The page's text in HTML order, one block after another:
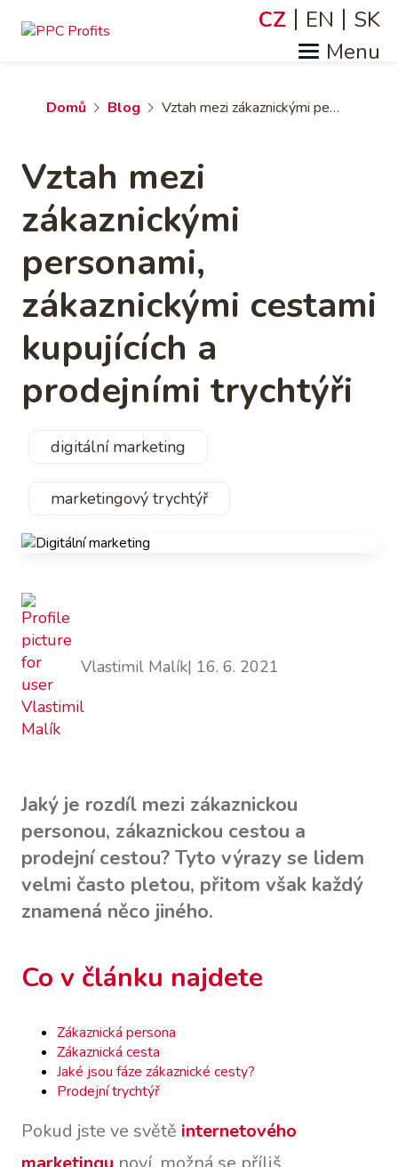
Jazyky
CZ EN SK
Drobečková
Domů Blog Vztah mezi zákaznickými personami, zákaznickými cestami kupujících a prodejními trychtýři
Vztah mezi
zákaznickými
personami,
zákaznickými cestami
kupujících a
prodejními trychtýři
digitální marketing
marketingový trychtýř
Vlastimil Malík| 16. 6. 2021
Jaký je rozdíl mezi zákaznickou
personou, zákaznickou cestou a
prodejní cestou? Tyto výrazy se lidem
velmi často pletou, přitom však každý
znamená něco jiného.
Co v článku najdete
Zákaznická persona
Zákaznická cesta
Jaké jsou fáze zákaznické cesty?
Prodejní trychtýř
Pokud jste ve světě internetového